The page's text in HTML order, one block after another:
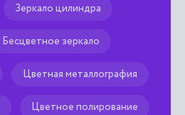
Зеркало цилиндра
Бесцветное зеркало
Цветная металлография
Цветное полирование